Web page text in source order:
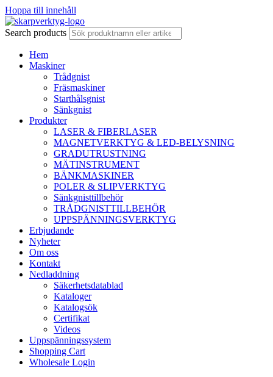
Hoppa till innehåll
Search products
Hem
Maskiner
Trådgnist
Fräsmaskiner
Starthålsgnist
Sänkgnist
Produkter
LASER & FIBERLASER
MAGNETVERKTYG & LED-BELYSNING
GRADUTRUSTNING
MÄTINSTRUMENT
BÄNKMASKINER
POLER & SLIPVERKTYG
Sänkgnisttillbehör
TRÅDGNISTTILLBEHÖR
UPPSPÄNNINGSVERKTYG
Erbjudande
Nyheter
Om oss
Kontakt
Nedladdning
Säkerhetsdatablad
Kataloger
Katalogsök
Certifikat
Videos
Uppspänningssystem
Shopping Cart
Wholesale Login